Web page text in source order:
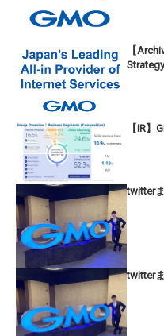
【
【IR】
twitter
twitter